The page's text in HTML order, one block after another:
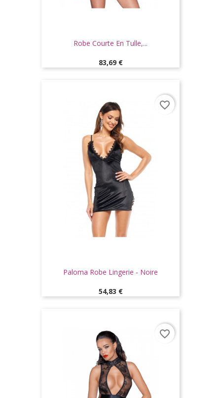
Robe Courte En Tulle,...
Prix
83,69 €
Paloma Robe Lingerie - Noire
Prix
54,83 €
favorite_border
favorite_border